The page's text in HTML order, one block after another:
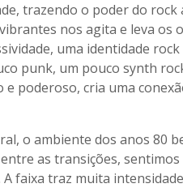
trazendo o poder do
nos agita e leva os
uma identidade
punk, um pouco synth
poderoso, cria uma
o ambiente dos anos 80
as transições,
faixa traz muita